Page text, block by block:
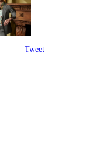
Tweet